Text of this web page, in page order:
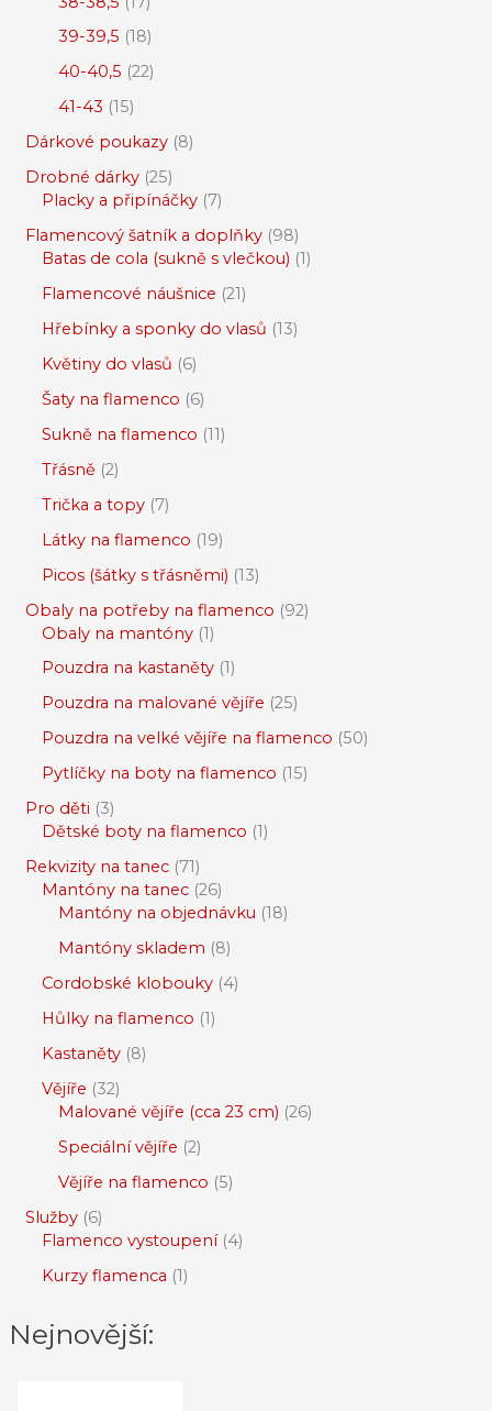
39-39,5 18
40-40,5 22
41-43 15
Dárkové poukazy 8
Drobné dárky 25
Placky a připínáčky 7
Flamencový šatník a doplňky 98
Batas de cola (sukně s vlečkou) 1
Flamencové náušnice 21
Hřebínky a sponky do vlasů 13
Květiny do vlasů 6
Šaty na flamenco 6
Sukně na flamenco 11
Třásně 2
Trička a topy 7
Látky na flamenco 19
Picos (šátky s třásněmi) 13
Obaly na potřeby na flamenco 92
Obaly na mantóny 1
Pouzdra na kastaněty 1
Pouzdra na malované vějíře 25
Pouzdra na velké vějíře na flamenco 50
Pytlíčky na boty na flamenco 15
Pro děti 3
Dětské boty na flamenco 1
Rekvizity na tanec 71
Mantóny na tanec 26
Mantóny na objednávku 18
Mantóny skladem 8
Cordobské klobouky 4
Hůlky na flamenco 1
Kastaněty 8
Vějíře 32
Malované vějíře (cca 23 cm) 26
Speciální vějíře 2
Vějíře na flamenco 5
Služby 6
Flamenco vystoupení 4
Kurzy flamenca 1
Nejnovější: